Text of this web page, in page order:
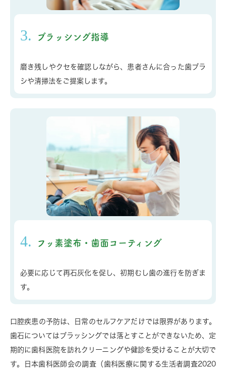
3. ブラッシング指導
磨き残しやクセを確認しながら、患者さんに合った歯ブラ
シや清掃法をご提案します。
4. フッ素塗布・歯面コーティング
必要に応じて再石灰化を促し、初期むし歯の進行を防ぎま
す。
口腔疾患の予防は、日常のセルフケアだけでは限界があります。
歯石についてはブラッシングでは落とすことができないため、定
期的に歯科医院を訪れクリーニングや健診を受けることが大切で
す。日本歯科医師会の調査（歯科医療に関する生活者調査2020